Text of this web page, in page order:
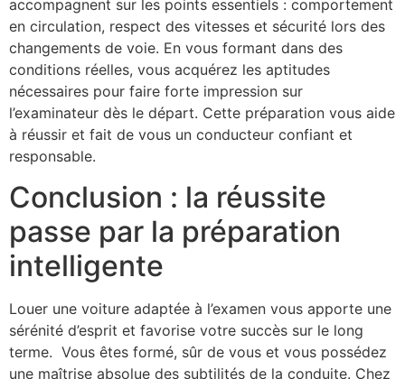
accompagnent sur les points essentiels : comportement
en circulation, respect des vitesses et sécurité lors des
changements de voie. En vous formant dans des
conditions réelles, vous acquérez les aptitudes
nécessaires pour faire forte impression sur
l’examinateur dès le départ. Cette préparation vous aide
à réussir et fait de vous un conducteur confiant et
responsable.
Conclusion : la réussite
passe par la préparation
intelligente
Louer une voiture adaptée à l’examen vous apporte une
sérénité d’esprit et favorise votre succès sur le long
terme. Vous êtes formé, sûr de vous et vous possédez
une maîtrise absolue des subtilités de la conduite. Chez